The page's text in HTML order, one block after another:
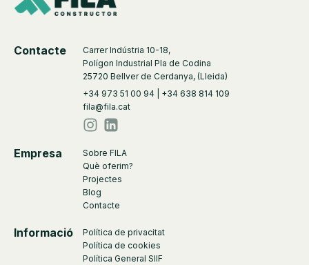
Contacte
Carrer Indústria 10-18,
Polígon Industrial Pla de Codina
25720 Bellver de Cerdanya, (Lleida)
+34 973 51 00 94 | +34 638 814 109
fila@fila.cat
Empresa
Sobre FILA
Què oferim?
Projectes
Blog
Contacte
Informació
Política de privacitat
Política de cookies
Política General SIIF